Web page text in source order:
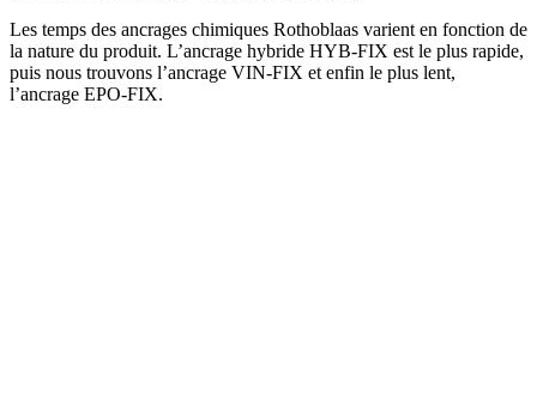
Les temps des ancrages chimiques Rothoblaas varient en fonction de
la nature du produit. L’ancrage hybride HYB-FIX est le plus rapide,
puis nous trouvons l’ancrage VIN-FIX et enfin le plus lent,
l’ancrage EPO-FIX.